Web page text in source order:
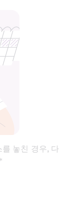
놓친 경우, 다